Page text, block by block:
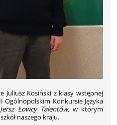
Juliusz Kosiński z klasy wstępnej
Ogólnopolskim Konkursie Języka
Łowcy Talentów, w którym
naszego kraju.